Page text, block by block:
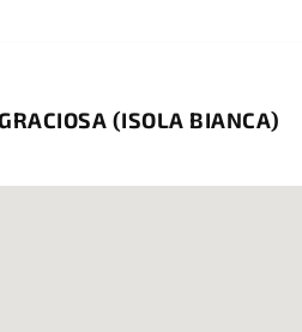
(ISOLA BIANCA)